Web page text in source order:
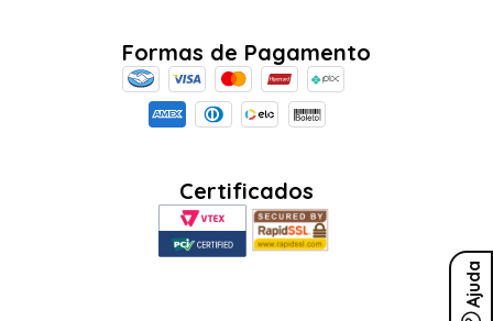
Ajuda
Formas de Pagamento
Certificados